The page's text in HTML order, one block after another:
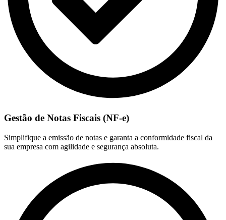
Gestão de Notas Fiscais (NF-e)
Simplifique a emissão de notas e garanta a conformidade fiscal da
sua empresa com agilidade e segurança absoluta.